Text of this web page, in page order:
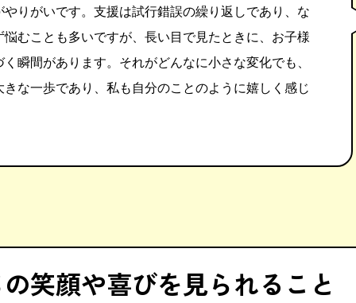
りがいです。支援は試行錯誤の繰り返しであり、な
むことも多いですが、長い目で見たときに、お子様
瞬間があります。それがどんなに小さな変化でも、
な一歩であり、私も自分のことのように嬉しく感じ
笑顔や喜びを見られること